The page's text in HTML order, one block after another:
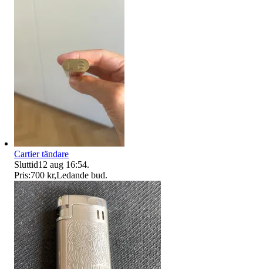
Cartier tändare
Sluttid12 aug 16:54.
Pris:700 kr,Ledande bud.